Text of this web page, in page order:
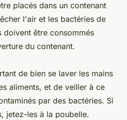
placés dans un contenant
l'air et les bactéries de
doivent être consommés
du contenant.
de bien se laver les mains
aliments, et de veiller à ce
par des bactéries. Si
jetez-les à la poubelle.